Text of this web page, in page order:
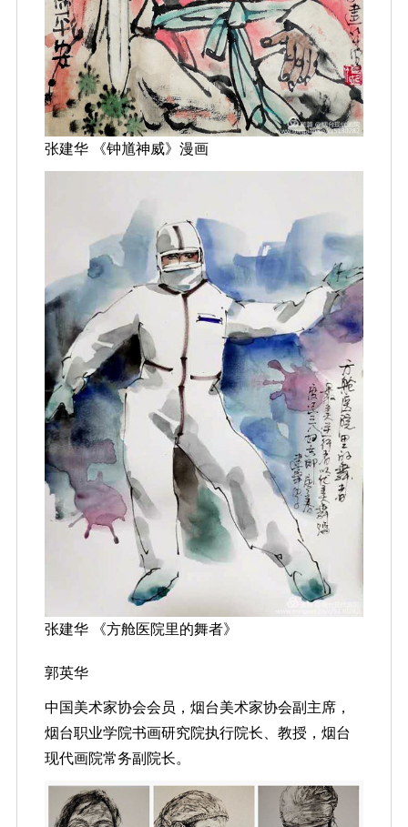
张建华 《钟馗神威》漫画
张建华 《方舱医院里的舞者》
郭英华
中国美术家协会会员，烟台美术家协会副主席，
烟台职业学院书画研究院执行院长、教授，烟台
现代画院常务副院长。